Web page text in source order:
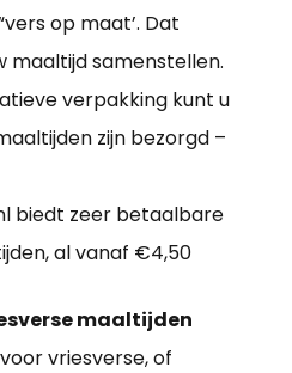
op maat’. Dat
maaltijd samenstellen.
verpakking kunt u
zijn bezorgd –
biedt zeer betaalbare
al vanaf €4,50
maaltijden
vriesverse, of